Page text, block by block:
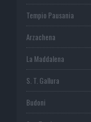
Tempio Pausania
Arzachena
La Maddalena
S. T. Gallura
Budoni